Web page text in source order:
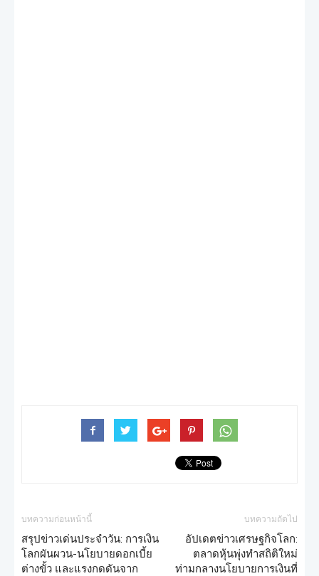
บทความก่อนหน้านี้
สรุปข่าวเด่นประจำวัน: การเงิน
โลกผันผวน-นโยบายดอกเบี้ย
ต่างขั้ว และแรงกดดันจาก
บทความถัดไป
อัปเดตข่าวเศรษฐกิจโลก:
ตลาดหุ้นพุ่งทำสถิติใหม่
ท่ามกลางนโยบายการเงินที่